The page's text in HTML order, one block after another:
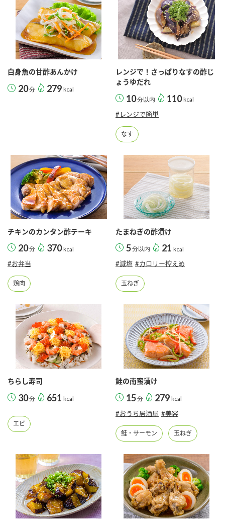
白身魚の甘酢あんかけ
20分 279 kcal
レンジで！さっぱりなすの酢じ
ょうゆだれ
10分以内 110 kcal
#レンジで簡単
なす
チキンのカンタン酢テーキ
20分 370 kcal
#お弁当
鶏肉
たまねぎの酢漬け
5分以内 21 kcal
#減塩 #カロリー控えめ
玉ねぎ
ちらし寿司
30分 651 kcal
エビ
鮭の南蛮漬け
15分 279 kcal
#おうち居酒屋 #美容
鮭・サーモン 玉ねぎ